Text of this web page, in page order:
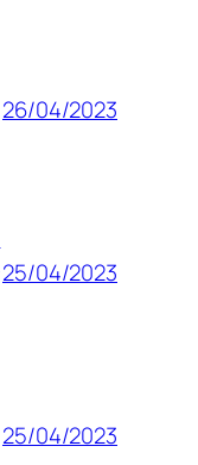
26/04/2023
25/04/2023
25/04/2023